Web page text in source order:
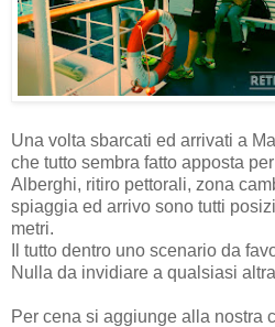
Una volta sbarcati ed arrivati a
che tutto sembra fatto apposta
Alberghi, ritiro pettorali, zona
spiaggia ed arrivo sono tutti
metri.
Il tutto dentro uno scenario da
Nulla da invidiare a qualsiasi
Per cena si aggiunge alla nostra